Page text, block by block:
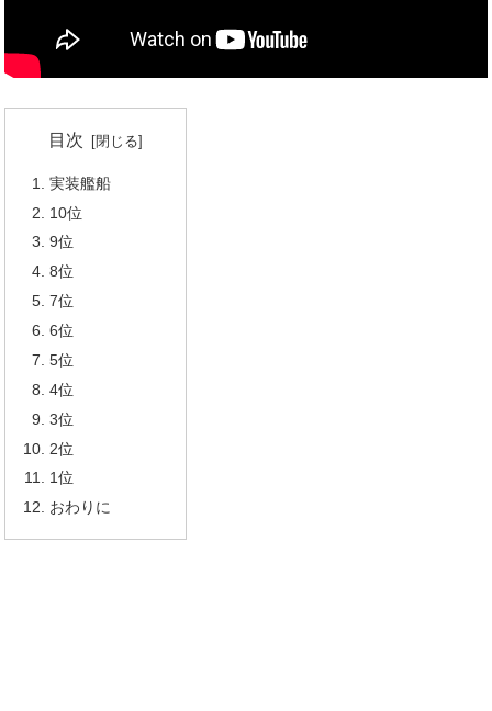
目次
実装艦船
10位
9位
8位
7位
6位
5位
4位
3位
2位
1位
おわりに